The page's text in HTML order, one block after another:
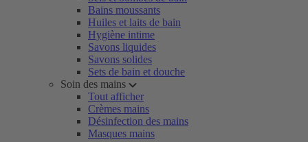
Bains moussants
Huiles et laits de bain
Hygiène intime
Savons liquides
Savons solides
Sets de bain et douche
Soin des mains
Tout afficher
Crèmes mains
Désinfection des mains
Masques mains